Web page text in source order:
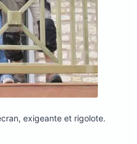
exigeante et rigolote.